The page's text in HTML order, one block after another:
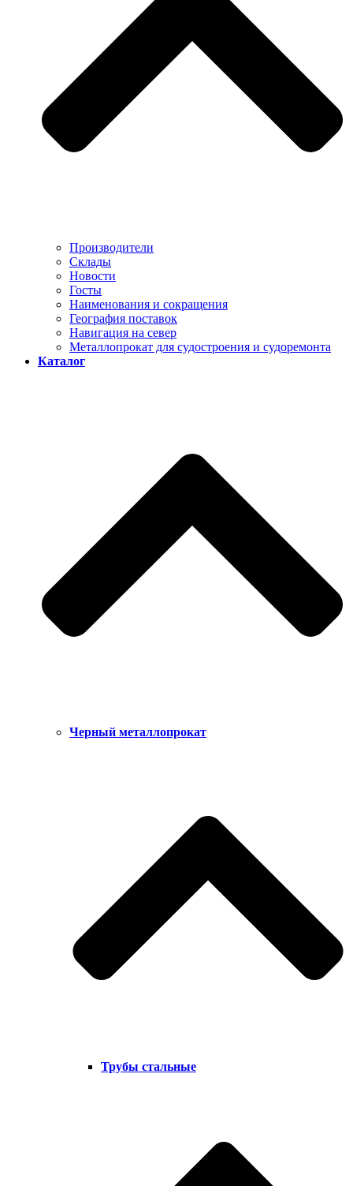
Производители
Склады
Новости
Госты
Наименования и сокращения
География поставок
Навигация на север
Металлопрокат для судостроения и судоремонта
Каталог
Черный металлопрокат
Трубы стальные